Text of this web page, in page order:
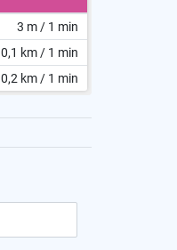
3 m / 1 min
0,1 km / 1 min
0,2 km / 1 min